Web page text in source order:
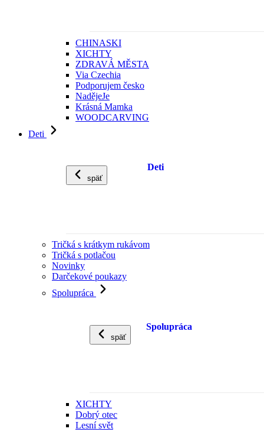
CHINASKI
XICHTY
ZDRAVÁ MĚSTA
Via Czechia
Podporujem česko
NadějeJe
Krásná Mamka
WOODCARVING
Deti
späť
Deti
Tričká s krátkym rukávom
Tričká s potlačou
Novinky
Darčekové poukazy
Spolupráca
späť
Spolupráca
XICHTY
Dobrý otec
Lesní svět